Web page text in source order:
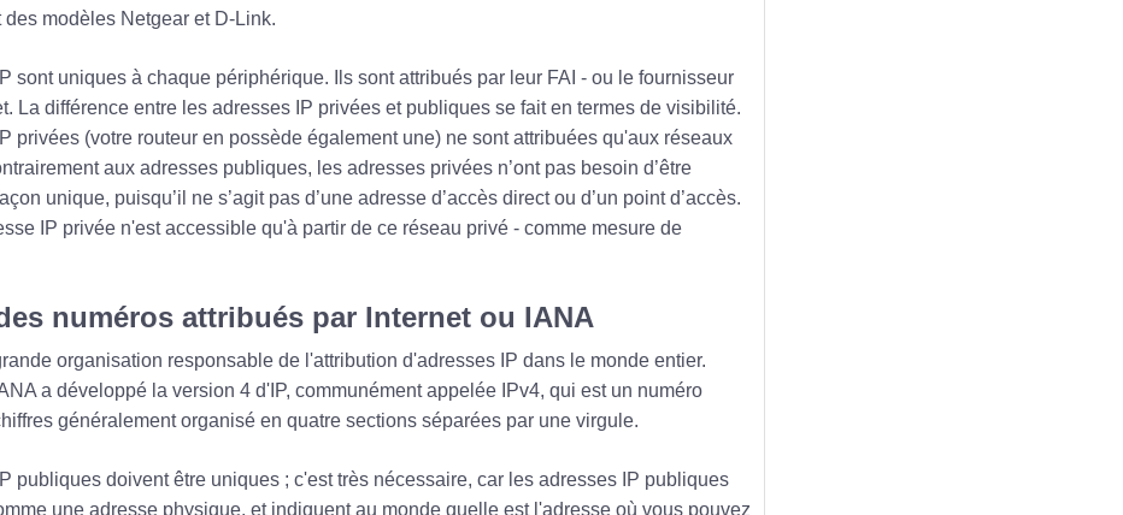
modèles Netgear et D-Link.
sont uniques à chaque périphérique. Ils sont attribués par leur FAI - ou le fournisseur
La différence entre les adresses IP privées et publiques se fait en termes de visibilité.
privées (votre routeur en possède également une) ne sont attribuées qu'aux réseaux
aux adresses publiques, les adresses privées n’ont pas besoin d’être
unique, puisqu’il ne s’agit pas d’une adresse d’accès direct ou d’un point d’accès.
IP privée n'est accessible qu'à partir de ce réseau privé - comme mesure de
numéros attribués par Internet ou IANA
organisation responsable de l'attribution d'adresses IP dans le monde entier.
a développé la version 4 d'IP, communément appelée IPv4, qui est un numéro
généralement organisé en quatre sections séparées par une virgule.
publiques doivent être uniques ; c'est très nécessaire, car les adresses IP publiques
une adresse physique, et indiquent au monde quelle est l'adresse où vous pouvez